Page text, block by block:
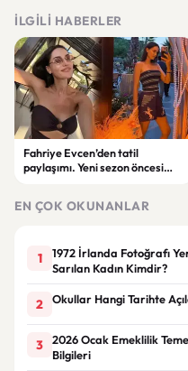
İLGILI HABERLER
Fahriye Evcen’den tatil
paylaşımı. Yeni sezon öncesi
EN ÇOK OKUNANLAR
1
1972 İrlanda Fotoğrafı
Sarılan Kadın Kimdir?
2 Okullar Hangi Tarihte
3
2026 Ocak Emeklilik
Bilgileri